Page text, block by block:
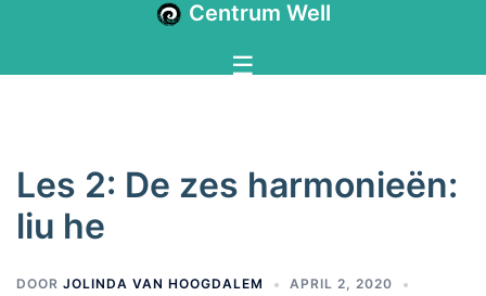
Centrum Well
Les 2: De zes harmonieën:
liu he
DOOR JOLINDA VAN HOOGDALEM
APRIL 2, 2020